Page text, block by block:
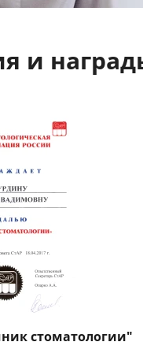
и
стоматологии"